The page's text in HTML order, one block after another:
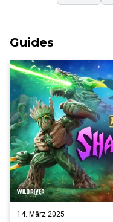
Guides
14. März 2025